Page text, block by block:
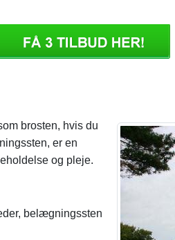
brosten, hvis du
er en
og pleje.
belægningssten